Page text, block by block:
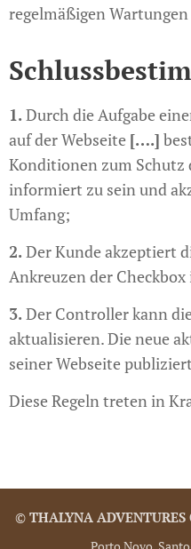
regelmäßigen
1. Durch die Aufgabe
auf der Webseite [….]
Konditionen zum Schutz
informiert zu sein und
Umfang;
2. Der Kunde akzeptiert
Ankreuzen der
3. Der Controller kann
aktualisieren. Die neue
seiner Webseite
Diese Regeln treten in
©THALYNA ADVENTURES